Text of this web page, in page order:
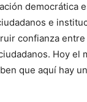
democrática
e
confianza
Hoy el
que aquí hay